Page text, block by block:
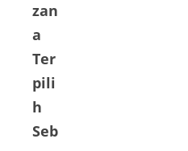
zan
a
Ter
pili
h
Seb